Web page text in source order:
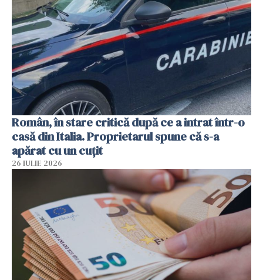
Român, în stare critică după ce a intrat într-o
casă din Italia. Proprietarul spune că s-a
apărat cu un cuțit
26 IULIE 2026